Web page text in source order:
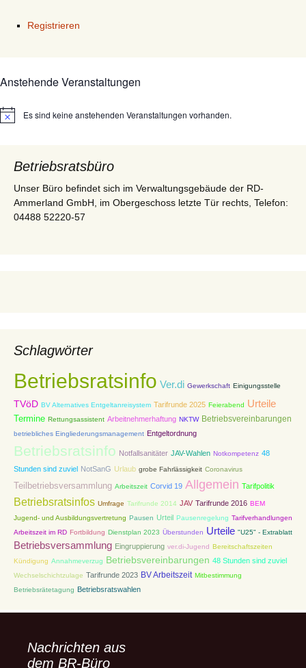
Registrieren
Anstehende Veranstaltungen
HinweisEs sind keine anstehenden Veranstaltungen vorhanden.
Betriebsratsbüro
Unser Büro befindet sich im Verwaltungsgebäude der RD-
Ammerland GmbH, im Obergeschoss letzte Tür rechts, Telefon:
04488 52220-57
Schlagwörter
Betriebsratsinfo Ver.di Gewerkschaft Einigungsstelle
TVöD BV Alternatives Entgeltanreisystem Tarifrunde 2025 Feierabend Urteile
Termine Rettungsassistent Arbeitnehmerhaftung NKTW Betriebsvereinbarungen
betriebliches Eingliederungsmanagement Entgeltordnung
Betriebsratsinfo Notfallsanitäter JAV-Wahlen Notkompetenz 48
Stunden sind zuviel NotSanG Urlaub grobe Fahrlässigkeit Coronavirus
Teilbetriebsversammlung Arbeitszeit Corvid 19 Allgemein Tarifpolitik
Betriebsratsinfos Umfrage Tarifrunde 2014 JAV Tarifrunde 2016 BEM
Jugend- und Ausbildungsvertretung Pausen Urteil Pausenregelung Tarifverhandlungen
Arbeitszeit im RD Fortbildung Dienstplan 2023 Überstunden Urteile "U25" - Extrablatt
Betriebsversammlung Eingruppierung ver.di-Jugend Bereitschaftszeiten
Kündigung Annahmeverzug Betriebsvereinbarungen 48 Stunden sind zuviel
Wechselschichtzulage Tarifrunde 2023 BV Arbeitszeit Mitbestimmung
Betriebsrätetagung Betriebsratswahlen
Nachrichten aus
dem BR-Büro